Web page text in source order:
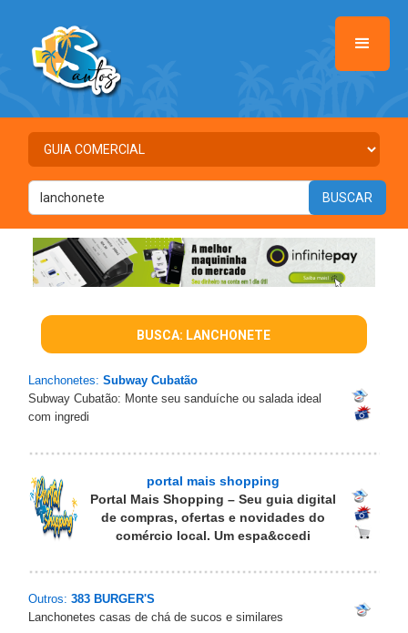
BUSCA: LANCHONETE
Lanchonetes: Subway Cubatão
Subway Cubatão: Monte seu sanduíche ou salada ideal
com ingredi
portal mais shopping
Portal Mais Shopping – Seu guia digital
de compras, ofertas e novidades do
comércio local. Um espa&ccedi
Outros: 383 BURGER'S
Lanchonetes casas de chá de sucos e similares